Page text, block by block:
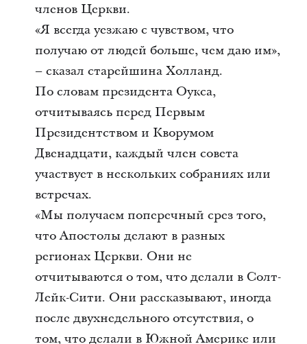
членов Церкви.
«Я всегда уезжаю с чувством, что
получаю от людей больше, чем даю им»,
– сказал старейшина Холланд.
По словам президента Оукса,
отчитываясь перед Первым
Президентством и Кворумом
Двенадцати, каждый член совета
участвует в нескольких собраниях или
встречах.
«Мы получаем поперечный срез того,
что Апостолы делают в разных
регионах Церкви. Они не
отчитываются о том, что делали в Солт-
Лейк-Сити. Они рассказывают, иногда
после двухнедельного отсутствия, о
том, что делали в Южной Америке или